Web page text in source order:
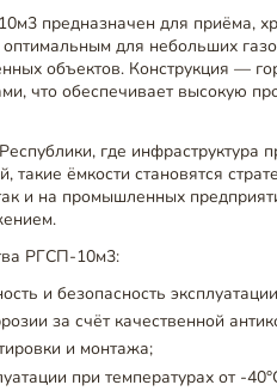
предназначен для приёма,
оптимальным для небольших
объектов. Конструкция —
что обеспечивает высокую
где инфраструктура
такие ёмкости становятся
и на промышленных
РГСП-10м3:
и безопасность
за счёт качественной
и монтажа;
при температурах от -